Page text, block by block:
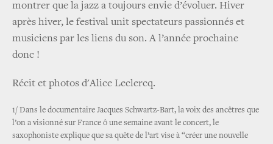
montrer que la jazz a toujours envie d’évoluer. Hiver
après hiver, le festival unit spectateurs passionnés et
musiciens par les liens du son. A l’année prochaine
donc !
Récit et photos d'Alice Leclercq.
1/ Dans le documentaire Jacques Schwartz-Bart, la voix des ancêtres que
l’on a visionné sur France ô une semaine avant le concert, le
saxophoniste explique que sa quête de l’art vise à “créer une nouvelle